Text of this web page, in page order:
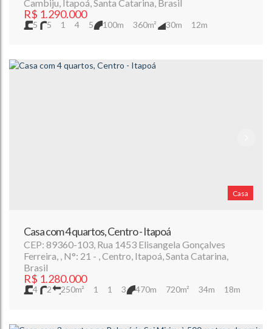
R$ 1.290.000
Cambiju, Itapoá,Santa Catarina, Brasil
5 5 1 4 5 100m 360m² 30m 12m
Casa
Casa com 4 quartos, Centro - Itapoá
R$ 1.280.000
CEP: 89360-103, Rua 1453 Elisangela Gonçalves
Ferreira , N°: 21 ,Centro, Itapoá,Santa Catarina,
Brasil
4 2 250m² 1 1 3 470m 720m² 34m 18m